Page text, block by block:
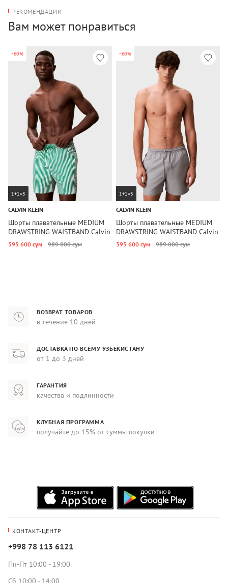
РЕКОМЕНДАЦИИ
Вам может понравиться
-60%
1+1=3
CALVIN KLEIN
Шорты плавательные MEDIUM
DRAWSTRING WAISTBAND Calvin
Klein
395 600 сум 989 000 сум
-60%
1+1=3
CALVIN KLEIN
Шорты плавательные MEDIUM
DRAWSTRING WAISTBAND Calvin
Klein
395 600 сум 989 000 сум
ВОЗВРАТ ТОВАРОВ
в течение 10 дней
ДОСТАВКА ПО ВСЕМУ УЗБЕКИСТАНУ
от 1 до 3 дней
ГАРАНТИЯ
качества и подлинности
КЛУБНАЯ ПРОГРАММА
получайте до 15% от суммы покупки
КОНТАКТ-ЦЕНТР
+998 78 113 6121
Пн-Пт 10:00 - 19:00
Сб 10:00 - 14:00